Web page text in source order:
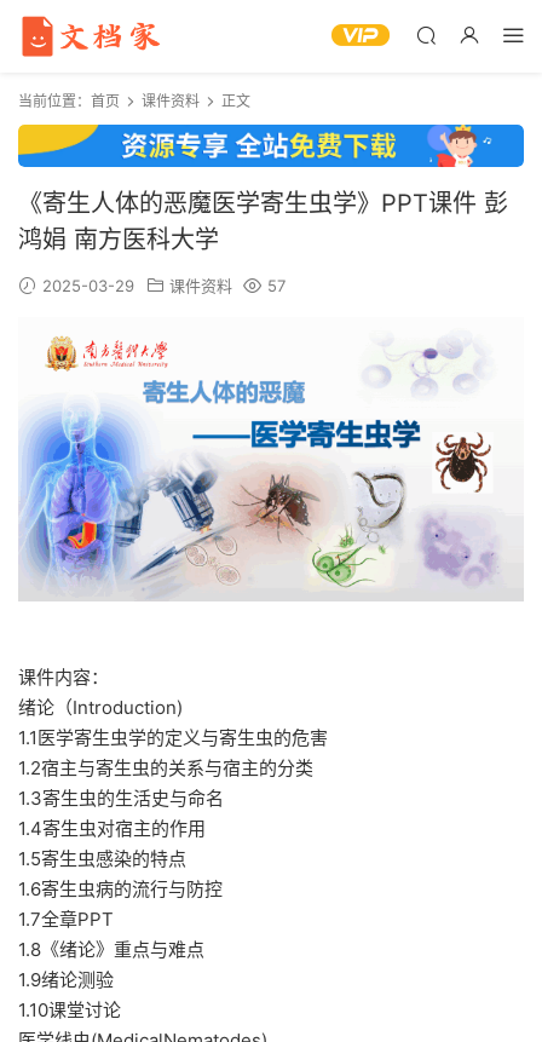
当前位置： 首页 课件资料 正文
《寄生人体的恶魔医学寄生虫学》PPT课件 彭
鸿娟 南方医科大学
2025-03-29 课件资料 57
课件内容：
绪论（Introduction)
1.1医学寄生虫学的定义与寄生虫的危害
1.2宿主与寄生虫的关系与宿主的分类
1.3寄生虫的生活史与命名
1.4寄生虫对宿主的作用
1.5寄生虫感染的特点
1.6寄生虫病的流行与防控
1.7全章PPT
1.8《绪论》重点与难点
1.9绪论测验
1.10课堂讨论